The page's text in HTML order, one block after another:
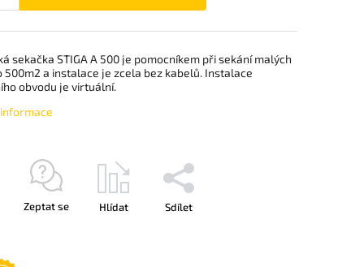
sekačka STIGA A 500 je pomocníkem při sekání malých
500m2 a instalace je zcela bez kabelů. Instalace
obvodu je virtuální.
Zeptat se Hlídat Sdílet